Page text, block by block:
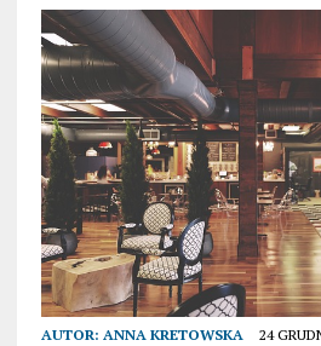
AUTOR: ANNA KRETOWSKA 24